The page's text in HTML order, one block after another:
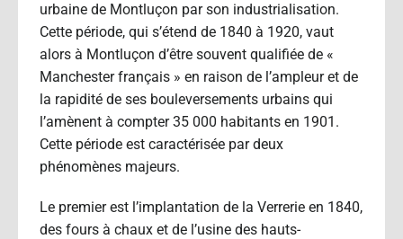
urbaine de Montluçon par son industrialisation.
Cette période, qui s’étend de 1840 à 1920, vaut
alors à Montluçon d’être souvent qualifiée de «
Manchester français » en raison de l’ampleur et de
la rapidité de ses bouleversements urbains qui
l’amènent à compter 35 000 habitants en 1901.
Cette période est caractérisée par deux
phénomènes majeurs.
Le premier est l’implantation de la Verrerie en 1840,
des fours à chaux et de l’usine des hauts-